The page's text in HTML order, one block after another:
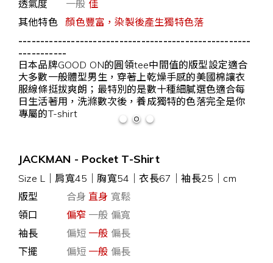
透氣度
一般 佳
其他特色 顏色豐富，染製後產生獨特色落
-----------------------------------------------------
-----------
日本品牌GOOD ON的圓領tee中間值的版型設定適合
大多數一般體型男生，穿著上乾燥手感的美國棉讓衣
服線條挺拔爽朗；最特別的是數十種細膩選色適合每
日生活著用，洗滌數次後，養成獨特的色落完全是你
專屬的T-shirt
JACKMAN - Pocket T-Shirt
Size L｜肩寬45｜胸寬54｜衣長67｜袖長25｜cm
版型 合身直身 寬鬆
領口 偏窄 一般 偏寬
袖長
偏短 一般 偏長
下擺 偏短 一般 偏長